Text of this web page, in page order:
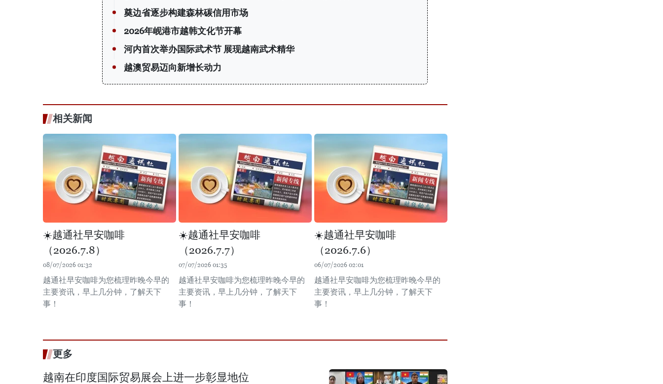
奠边省逐步构建森林碳信用市场
2026年岘港市越韩文化节开幕
河内首次举办国际武术节 展现越南武术精华
越澳贸易迈向新增长动力
相关新闻
☀️越通社早安咖啡
（2026.7.8）
08/07/2026 01:32
越通社早安咖啡为您梳理昨晚今早的
主要资讯，早上几分钟，了解天下
事！
☀️越通社早安咖啡
（2026.7.7）
07/07/2026 01:35
越通社早安咖啡为您梳理昨晚今早的
主要资讯，早上几分钟，了解天下
事！
☀️越通社早安咖啡
（2026.7.6）
06/07/2026 02:01
越通社早安咖啡为您梳理昨晚今早的
主要资讯，早上几分钟，了解天下
事！
更多
越南在印度国际贸易展会上进一步彰显地位